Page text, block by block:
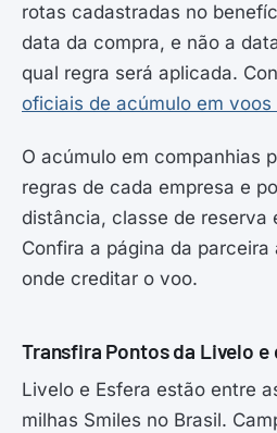
rotas cadastradas no
data da compra, e não a
qual regra será aplicada.
oficiais de acúmulo em voos
O acúmulo em companhias
regras de cada empresa e
distância, classe de reserva
Confira a página da
onde creditar o voo.
Transfira Pontos da Livelo e
Livelo e Esfera estão entre
milhas Smiles no Brasil.